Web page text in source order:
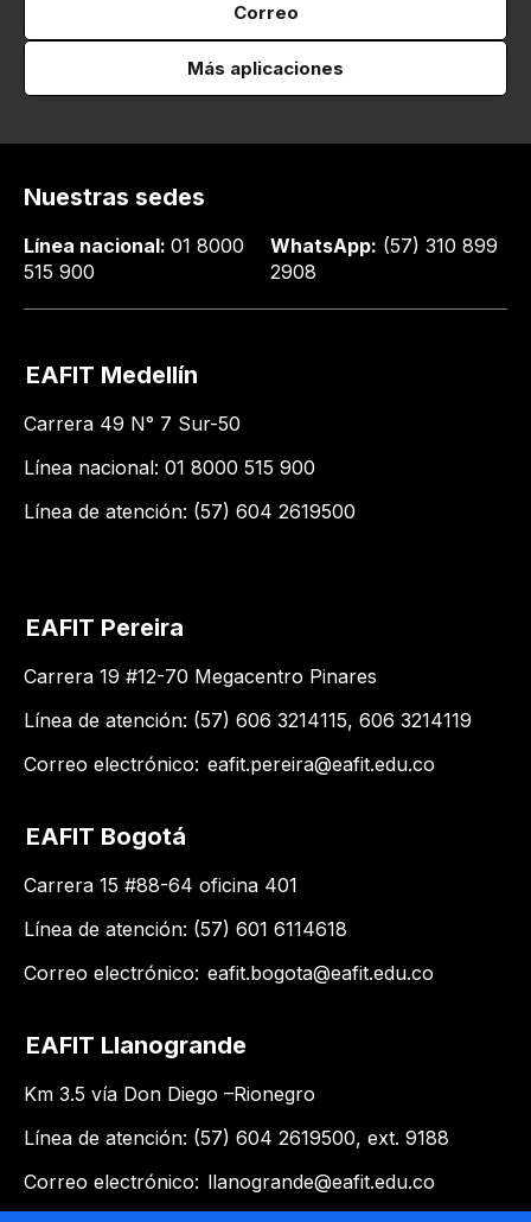
Correo
Más aplicaciones
Nuestras sedes
Línea nacional: 01 8000
515 900
WhatsApp: (57) 310 899
2908
EAFIT Medellín
Carrera 49 N° 7 Sur-50
Línea nacional: 01 8000 515 900
Línea de atención: (57) 604 2619500
EAFIT Pereira
Carrera 19 #12-70 Megacentro Pinares
Línea de atención: (57) 606 3214115, 606 3214119
Correo electrónico: eafit.pereira@eafit.edu.co
EAFIT Bogotá
Carrera 15 #88-64 oficina 401
Línea de atención: (57) 601 6114618
Correo electrónico: eafit.bogota@eafit.edu.co
EAFIT Llanogrande
Km 3.5 vía Don Diego –Rionegro
Línea de atención: (57) 604 2619500​, ext. 9188
Correo electrónico: llanogrande@eafit.edu.co